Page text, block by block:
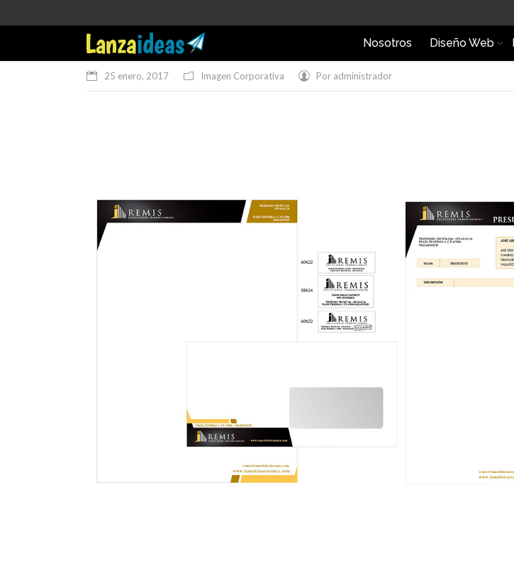
Nosotros Diseño Web
25 enero, 2017 Imagen Corporativa Por administrador